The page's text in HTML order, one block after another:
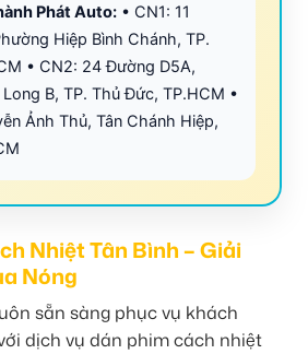
Phát Auto: • CN1: 11
Hiệp Bình Chánh, TP.
• CN2: 24 Đường D5A,
B, TP. Thủ Đức, TP.HCM •
Ảnh Thủ, Tân Chánh Hiệp,
Nhiệt Tân Bình – Giải
Nóng
sẵn sàng phục vụ khách
dịch vụ dán phim cách nhiệt